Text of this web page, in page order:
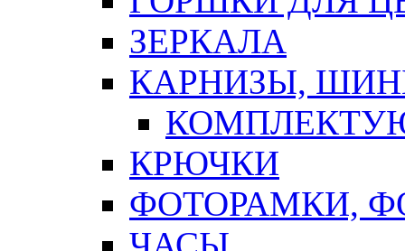
ЗЕРКАЛА
КАРНИЗЫ,
КРЮЧКИ
ФОТОРАМКИ,